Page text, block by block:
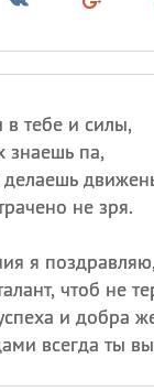
в тебе и силы,
знаешь па,
делаешь
не зря.
я
чтоб не
и добра
всегда ты